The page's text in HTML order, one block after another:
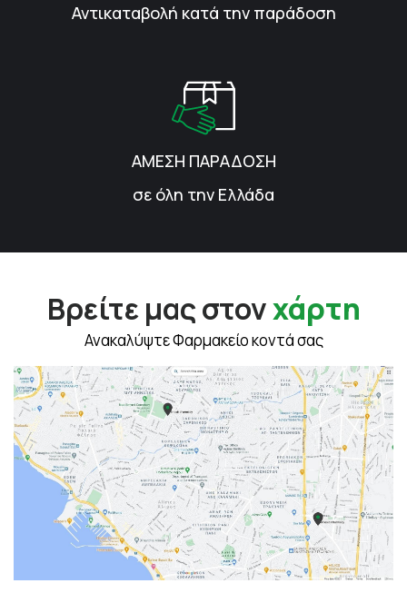
Αντικαταβολή κατά την παράδοση
ΑΜΕΣΗ ΠΑΡΑΔΟΣΗ
σε όλη την Ελλάδα
Βρείτε μας στονχάρτη
Ανακαλύψτε Φαρμακείο κοντά σας